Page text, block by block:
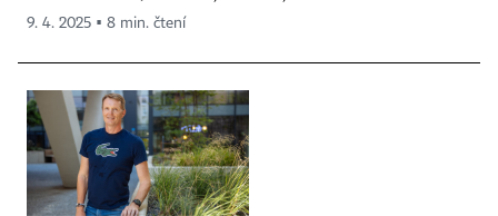
9. 4. 2025 ▪ 8 min. čtení